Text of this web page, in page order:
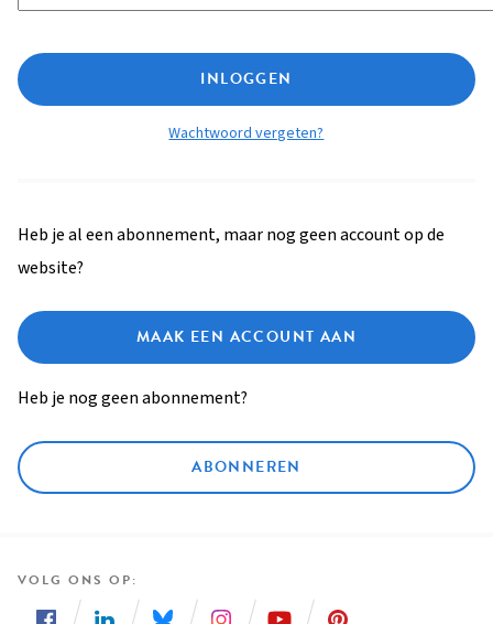
INLOGGEN
Wachtwoord vergeten?
Heb je al een abonnement, maar nog geen account op de
website?
MAAK EEN ACCOUNT AAN
Heb je nog geen abonnement?
ABONNEREN
VOLG ONS OP